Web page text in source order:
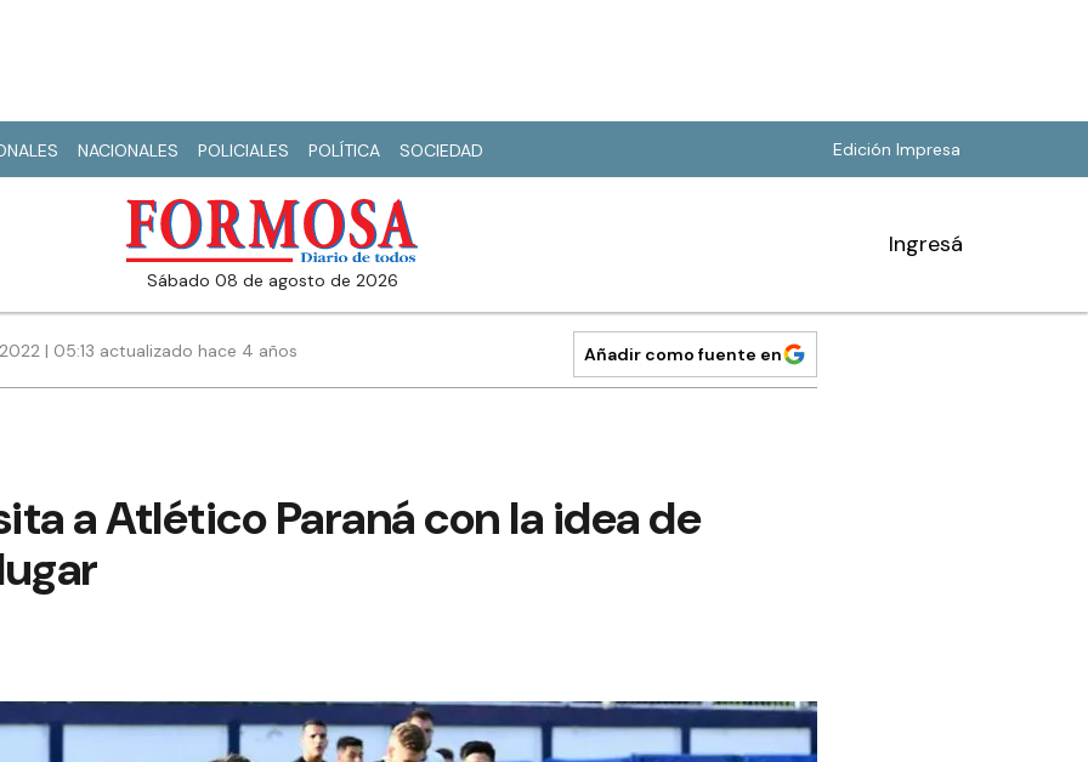
NACIONALES POLICIALES POLÍTICA SOCIEDAD Edición Impresa
sábado 08 de agosto de 2026
Ingresá
| 05:13 actualizado hace 4 años Añadir como fuente en
a Atlético Paraná con la idea de